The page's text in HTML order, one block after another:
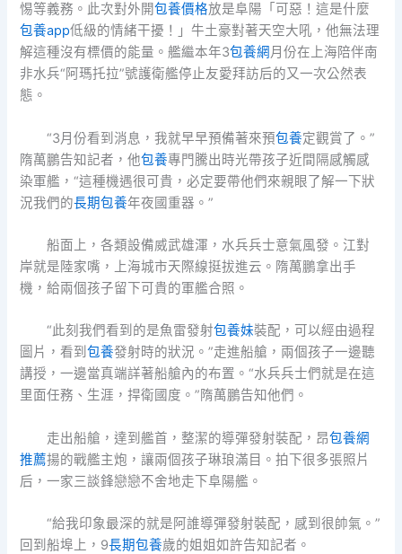
惕等義務。此次對外開包養價格放是阜陽「可惡！這是什麼
包養app低級的情緒干擾！」牛土豪對著天空大吼，他無法理
解這種沒有標價的能量。艦繼本年3包養網月份在上海陪伴南
非水兵“阿瑪托拉”號護衛艦停止友愛拜訪后的又一次公然表
態。
“3月份看到消息，我就早早預備著來預包養定觀賞了。”
隋萬鵬告知記者，他包養專門騰出時光帶孩子近間隔感觸感
染軍艦，“這種機遇很可貴，必定要帶他們來親眼了解一下狀
況我們的長期包養年夜國重器。”
船面上，各類設備威武雄渾，水兵兵士意氣風發。江對
岸就是陸家嘴，上海城市天際線挺拔進云。隋萬鵬拿出手
機，給兩個孩子留下可貴的軍艦合照。
“此刻我們看到的是魚雷發射包養妹裝配，可以經由過程
圖片，看到包養發射時的狀況。”走進船艙，兩個孩子一邊聽
講授，一邊當真端詳著船艙內的布置。“水兵兵士們就是在這
里面任務、生涯，捍衛國度。”隋萬鵬告知他們。
走出船艙，達到艦首，整潔的導彈發射裝配，昂包養網
推薦揚的戰艦主炮，讓兩個孩子琳琅滿目。拍下很多張照片
后，一家三談鋒戀戀不舍地走下阜陽艦。
“給我印象最深的就是阿誰導彈發射裝配，感到很帥氣。”
回到船埠上，9長期包養歲的姐姐如許告知記者。